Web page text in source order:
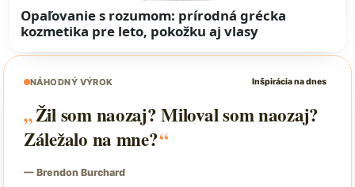
Opaľovanie s rozumom: prírodná grécka
kozmetika pre leto, pokožku aj vlasy